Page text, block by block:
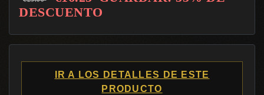
DESCUENTO
IR A LOS DETALLES DE ESTE
PRODUCTO